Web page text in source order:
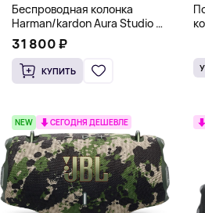
Беспроводная колонка
Harman/kardon Aura Studio 4,
черный
31 800 ₽
КУПИТЬ
NEW СЕГОДНЯ ДЕШЕВЛЕ